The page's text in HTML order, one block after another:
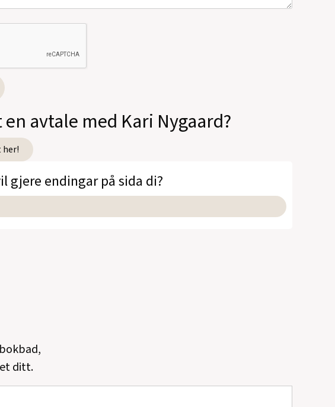
avtale med Kari Nygaard?
her!
gjere endingar på sida di?
ditt.